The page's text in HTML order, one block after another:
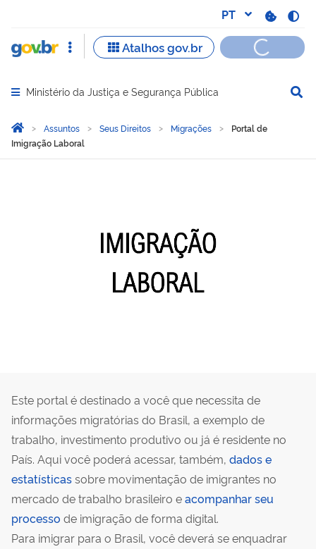
Abrir menu principal de navegação
Ministério da Justiça e Segurança Pública
Você está aqui:
Página Inicial
Assuntos Seus Direitos Migrações
Portal de
Imigração Laboral
Este portal é destinado a você que necessita de
informações migratórias do Brasil, a exemplo de
trabalho, investimento produtivo ou já é residente no
País. Aqui você poderá acessar, também, dados e
estatísticassobre movimentação de imigrantes no
mercado de trabalho brasileiro eacompanhar seu
processo de imigração de forma digital.
Para imigrar para o Brasil, você deverá se enquadrar